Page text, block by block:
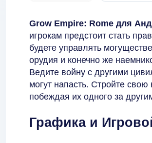
Grow Empire: Rome для
игрокам предстоит стать
будете управлять
орудия и конечно же
Ведите войну с другими
могут напасть. Стройте
побеждая их одного за
Графика и